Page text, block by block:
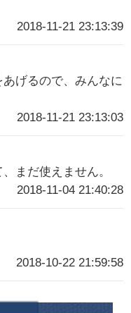
2018-11-21 23:13:39
げるので、みんなに
2018-11-21 23:13:03
まだ使えません。
2018-11-04 21:40:28
2018-10-22 21:59:58